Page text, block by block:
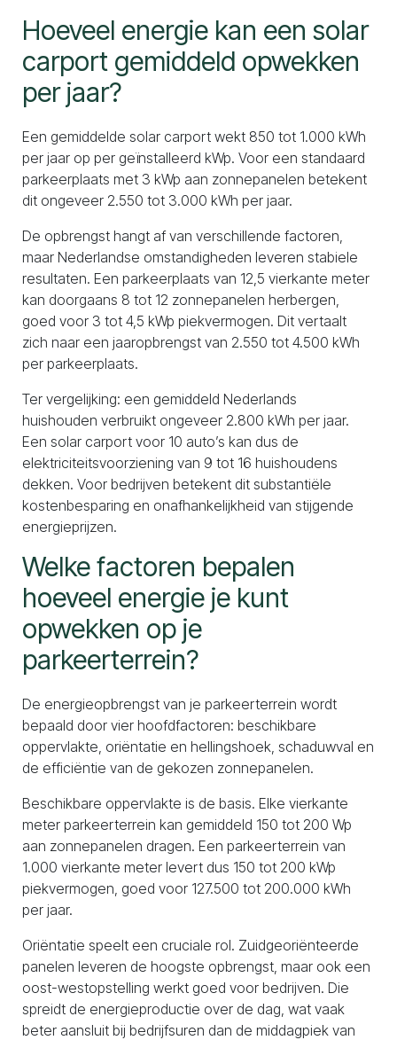
Hoeveel energie kan een solar
carport gemiddeld opwekken
per jaar?
Een gemiddelde solar carport wekt 850 tot 1.000 kWh
per jaar op per geïnstalleerd kWp. Voor een standaard
parkeerplaats met 3 kWp aan zonnepanelen betekent
dit ongeveer 2.550 tot 3.000 kWh per jaar.
De opbrengst hangt af van verschillende factoren,
maar Nederlandse omstandigheden leveren stabiele
resultaten. Een parkeerplaats van 12,5 vierkante meter
kan doorgaans 8 tot 12 zonnepanelen herbergen,
goed voor 3 tot 4,5 kWp piekvermogen. Dit vertaalt
zich naar een jaaropbrengst van 2.550 tot 4.500 kWh
per parkeerplaats.
Ter vergelijking: een gemiddeld Nederlands
huishouden verbruikt ongeveer 2.800 kWh per jaar.
Een solar carport voor 10 auto’s kan dus de
elektriciteitsvoorziening van 9 tot 16 huishoudens
dekken. Voor bedrijven betekent dit substantiële
kostenbesparing en onafhankelijkheid van stijgende
energieprijzen.
Welke factoren bepalen
hoeveel energie je kunt
opwekken op je
parkeerterrein?
De energieopbrengst van je parkeerterrein wordt
bepaald door vier hoofdfactoren: beschikbare
oppervlakte, oriëntatie en hellingshoek, schaduwval en
de efficiëntie van de gekozen zonnepanelen.
Beschikbare oppervlakte is de basis. Elke vierkante
meter parkeerterrein kan gemiddeld 150 tot 200 Wp
aan zonnepanelen dragen. Een parkeerterrein van
1.000 vierkante meter levert dus 150 tot 200 kWp
piekvermogen, goed voor 127.500 tot 200.000 kWh
per jaar.
Oriëntatie speelt een cruciale rol. Zuidgeoriënteerde
panelen leveren de hoogste opbrengst, maar ook een
oost-westopstelling werkt goed voor bedrijven. Die
spreidt de energieproductie over de dag, wat vaak
beter aansluit bij bedrijfsuren dan de middagpiek van